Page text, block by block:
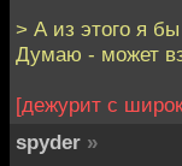
> А из этого я
Думаю - может
[дежурит с
spyder »